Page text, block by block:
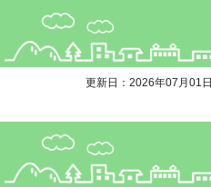
更新日：2026年07月01日